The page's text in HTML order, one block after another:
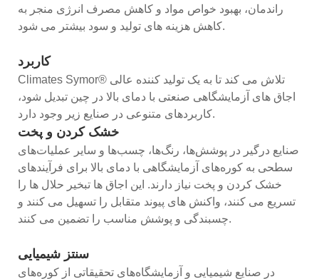
راندمان، بهبود خواص مواد و کاهش مصرف انرژی منجر به
کاهش هزینه های تولید و سود بیشتر می شود.
کاربرد
Climates Symor® تلاش می کند تا به یک تولید کننده عالی
اجاق های آزمایشگاهی صنعتی با دمای بالا در چین تبدیل شود،
کاربردهای متنوعی در صنایع زیر وجود دارد.
خشک کردن و پخت
صنایع درگیر در پوشش‌ها، رنگ‌ها، چسب‌ها و سایر عملیات‌های
سطحی به کوره‌های آزمایشگاهی با دمای بالا برای فرآیندهای
خشک کردن و پخت نیاز دارند. این اجاق ها تبخیر حلال ها را
تسریع می کنند، واکنش های پیوند متقابل را تسهیل می کنند و
چسبندگی و پوشش مناسب را تضمین می کنند.
سنتز شیمیایی
در صنایع شیمیایی و آزمایشگاه‌های تحقیقاتی از کوره‌های